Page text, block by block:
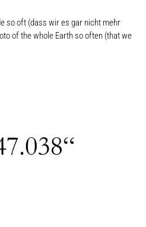
so oft (dass wir es gar nicht mehr
of the whole Earth so often (that we